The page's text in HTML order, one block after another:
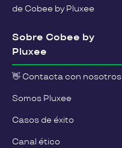
de Cobee by Pluxee
Sobre Cobee by
Pluxee
👋 Contacta con nosotros
Somos Pluxee
Casos de éxito
Canal ético